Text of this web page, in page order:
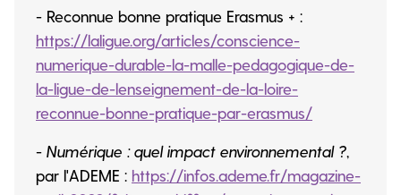
- Reconnue bonne pratique Erasmus + :
https://laligue.org/articles/conscience-
numerique-durable-la-malle-pedagogique-de-
la-ligue-de-lenseignement-de-la-loire-
reconnue-bonne-pratique-par-erasmus/
- Numérique : quel impact environnemental ?
par l'ADEME : https://infos.ademe.fr/magazine-